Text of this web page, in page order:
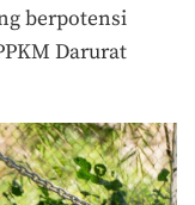
berpotensi
Darurat